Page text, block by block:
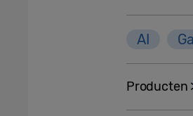
AI
Producten